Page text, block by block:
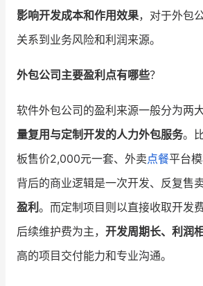
培训课程
商家社区 社群交流
合作共进
认证服务商 设计服务商
影响开发成本和作用效果，对于外包
关系到业务风险和利润来源。
外包公司主要盈利点有哪些？
软件外包公司的盈利来源一般分为两大
量复用与定制开发的人力外包服务。
板售价2,000元一套、外卖点餐平台
背后的商业逻辑是一次开发、反复售
盈利 。而定制项目则以直接收取开发
后续维护费为主， 开发周期长、利润
高的项目交付能力和专业沟通。